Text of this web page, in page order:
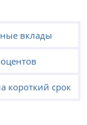
вклады
короткий срок